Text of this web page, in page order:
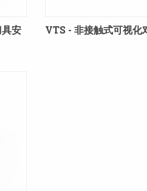
安
VTS - 非接触式可视化